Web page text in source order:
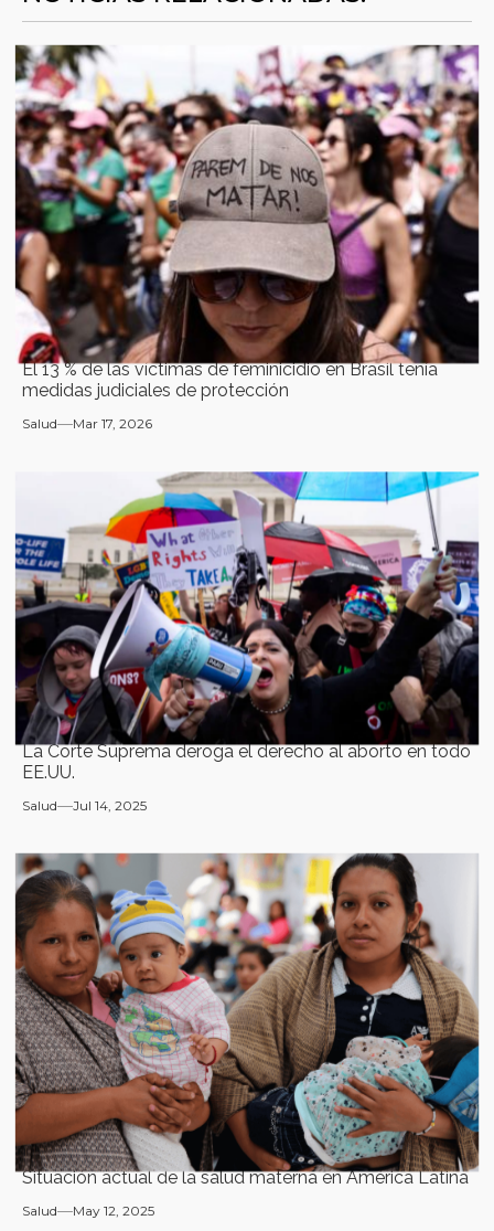
El 13 % de las víctimas de feminicidio en Brasil tenía
medidas judiciales de protección
Salud Mar 17, 2026
La Corte Suprema deroga el derecho al aborto en todo
EE.UU.
Salud Jul 14, 2025
Situación actual de la salud materna en América Latina
Salud May 12, 2025